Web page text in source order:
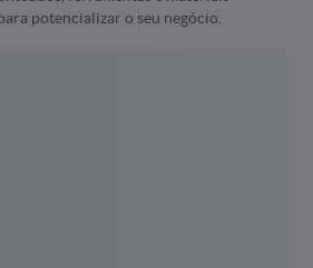
potencializar o seu negócio.